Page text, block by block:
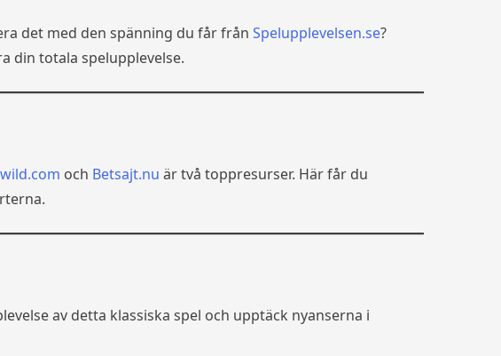
det med den spänning du får från Spelupplevelsen.se?
din totala spelupplevelse.
och Betsajt.nu är två toppresurser. Här får du
av detta klassiska spel och upptäck nyanserna i